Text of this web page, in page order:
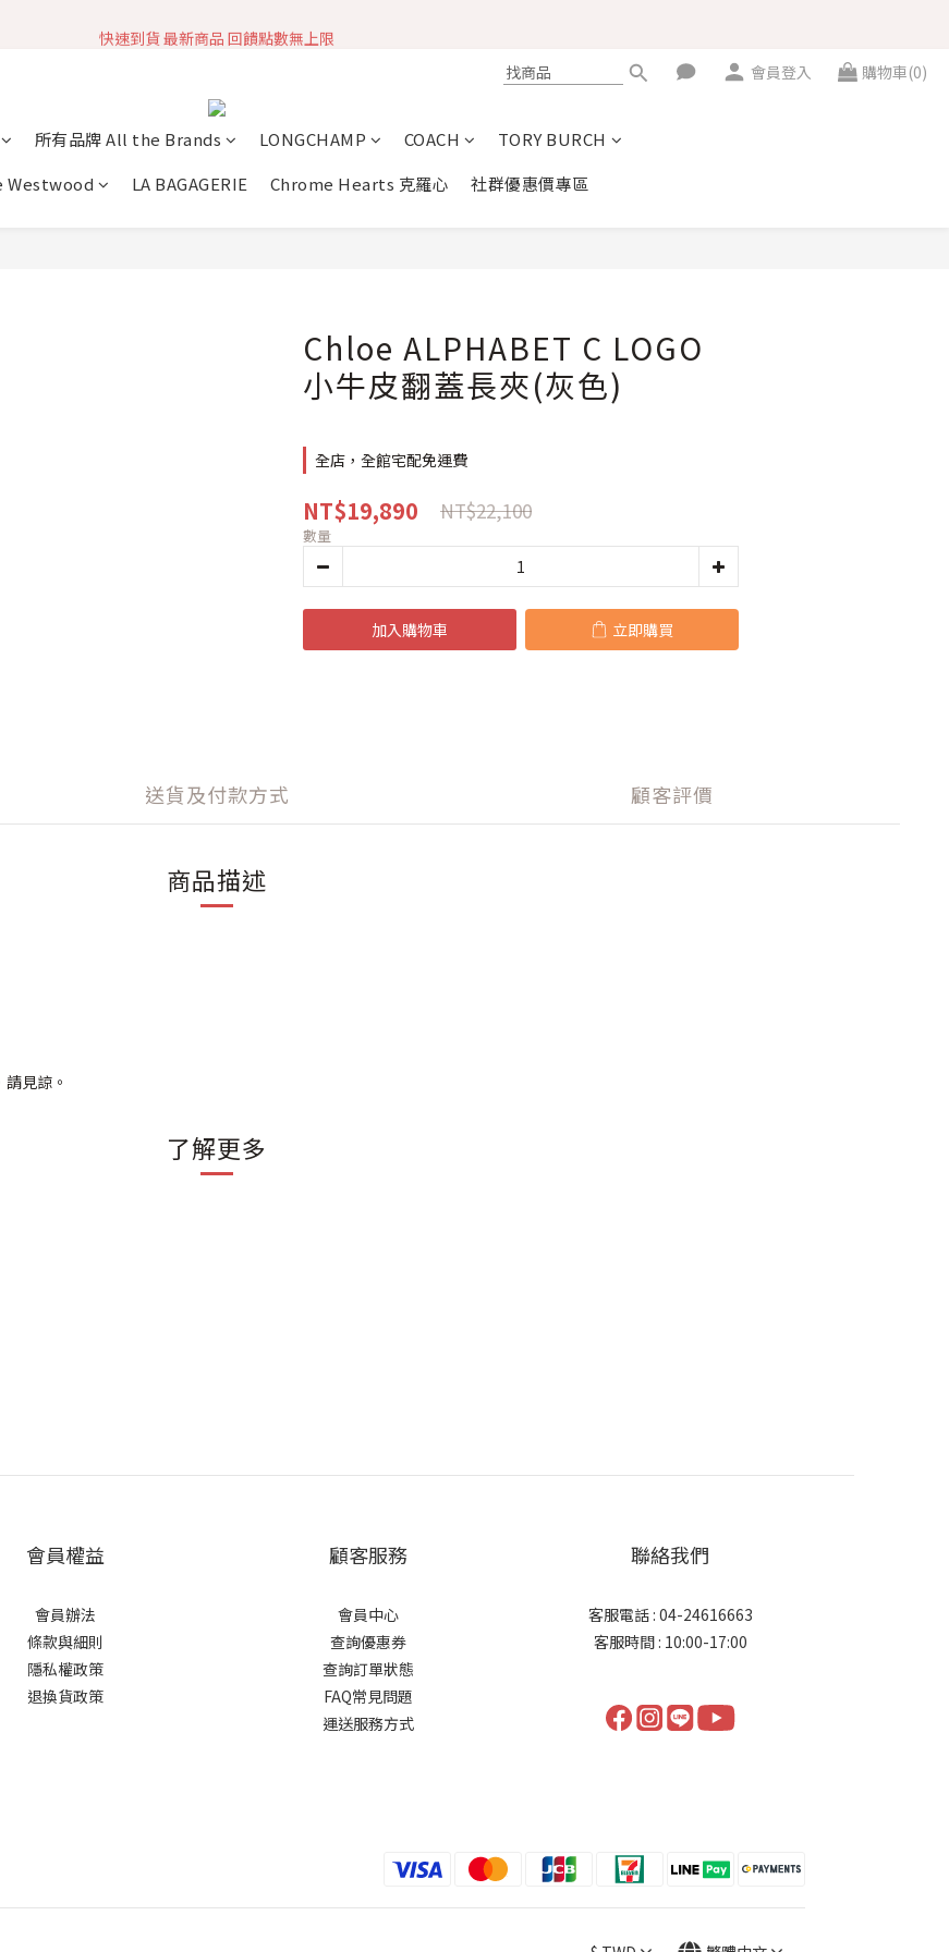
會員登入 購物車(0)
所有品牌 All the Brands LONGCHAMP COACH
TORY BURCH
Westwood LA BAGAGERIE Chrome Hearts 克羅心 社群優惠價專區
Chloe ALPHABET C LOGO
小牛皮翻蓋長夾(灰色)
全店，全館宅配免運費
NT$19,890 NT$22,100
數量
加入購物車 立即購買
送貨及付款方式 顧客評價
商品描述
見諒。
了解更多
會員權益
會員辦法
條款與細則
隱私權政策
退換貨政策
顧客服務
會員中心
查詢優惠券
查詢訂單狀態
FAQ常見問題
運送服務方式
聯絡我們
客服電話 : 04-24616663
客服時間 : 10:00-17:00